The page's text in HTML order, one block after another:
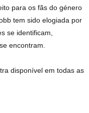
para os fãs do género
tem sido elogiada por
se identificam,
encontram.
disponível em todas as